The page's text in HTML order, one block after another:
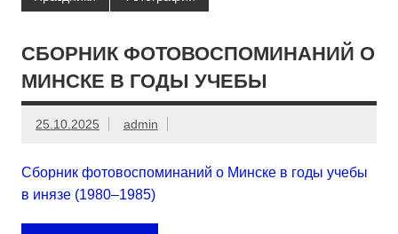
СБОРНИК ФОТОВОСПОМИНАНИЙ О
МИНСКЕ В ГОДЫ УЧЕБЫ
25.10.2025 admin
Сборник фотовоспоминаний о Минске в годы учебы
в инязе (1980–1985)